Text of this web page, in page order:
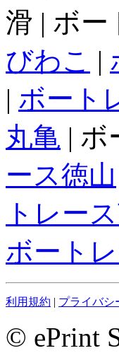
滑 | ボ
びわこ |
| ボート
丸亀 | ボ
ース徳山
トレー
ボート
利用規約 | プライバシ
© ePrint